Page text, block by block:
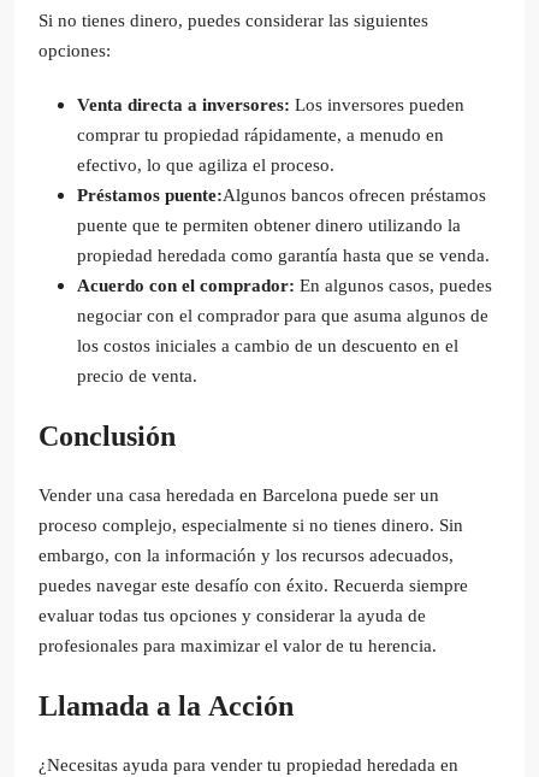
Si no tienes dinero, puedes considerar las siguientes
opciones:
Venta directa a inversores: Los inversores pueden
comprar tu propiedad rápidamente, a menudo en
efectivo, lo que agiliza el proceso.
Préstamos puente:Algunos bancos ofrecen préstamos
puente que te permiten obtener dinero utilizando la
propiedad heredada como garantía hasta que se venda.
Acuerdo con el comprador: En algunos casos, puedes
negociar con el comprador para que asuma algunos de
los costos iniciales a cambio de un descuento en el
precio de venta.
Conclusión
Vender una casa heredada en Barcelona puede ser un
proceso complejo, especialmente si no tienes dinero. Sin
embargo, con la información y los recursos adecuados,
puedes navegar este desafío con éxito. Recuerda siempre
evaluar todas tus opciones y considerar la ayuda de
profesionales para maximizar el valor de tu herencia.
Llamada a la Acción
¿Necesitas ayuda para vender tu propiedad heredada en